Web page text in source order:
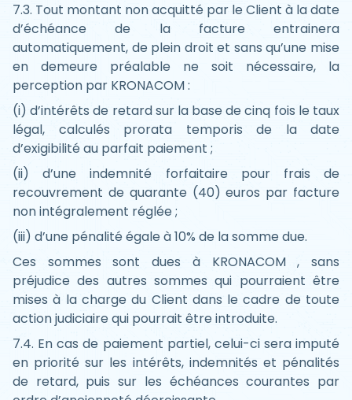
7.3. Tout montant non acquitté par le Client à la date
d’échéance de la facture entrainera
automatiquement, de plein droit et sans qu’une mise
en demeure préalable ne soit nécessaire, la
perception par KRONACOM :
(i) d’intérêts de retard sur la base de cinq fois le taux
légal, calculés prorata temporis de la date
d’exigibilité au parfait paiement ;
(ii) d’une indemnité forfaitaire pour frais de
recouvrement de quarante (40) euros par facture
non intégralement réglée ;
(iii) d’une pénalité égale à 10% de la somme due.
Ces sommes sont dues à KRONACOM , sans
préjudice des autres sommes qui pourraient être
mises à la charge du Client dans le cadre de toute
action judiciaire qui pourrait être introduite.
7.4. En cas de paiement partiel, celui-ci sera imputé
en priorité sur les intérêts, indemnités et pénalités
de retard, puis sur les échéances courantes par